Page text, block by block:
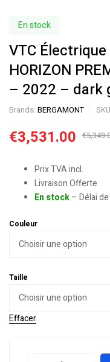
En stock
VTC
HORIZON
– 2022 – dark
Brands: BERGAMONT
€
€3,531.00
Prix TVA incl.
Livraison Offerte
En stock– Délai
Couleur
Taille
Effacer